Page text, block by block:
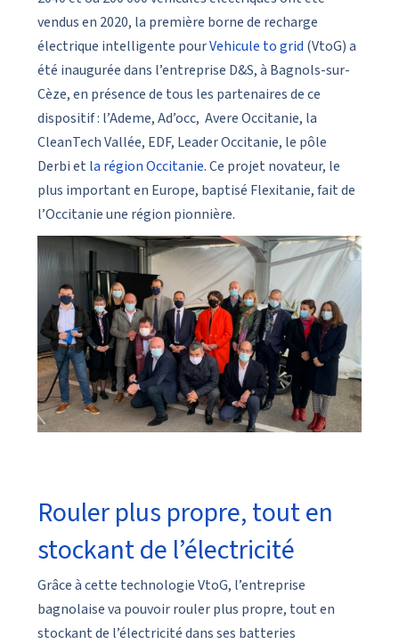
vendus en 2020, la première borne de recharge
électrique intelligente pourVehicule to grid (VtoG) a
été inaugurée dans l’entreprise D&S, à Bagnols-sur-
Cèze, en présence de tous les partenaires de ce
dispositif : l’Ademe, Ad’occ, Avere Occitanie, la
CleanTech Vallée, EDF, Leader Occitanie, le pôle
Derbi etla région Occitanie. Ce projet novateur, le
plus important en Europe, baptisé Flexitanie, fait de
l’Occitanie une région pionnière.
Rouler plus propre, tout en
stockant de l’électricité
Grâce à cette technologie VtoG, l’entreprise
bagnolaise va pouvoir rouler plus propre, tout en
stockant de l’électricité dans ses batteries